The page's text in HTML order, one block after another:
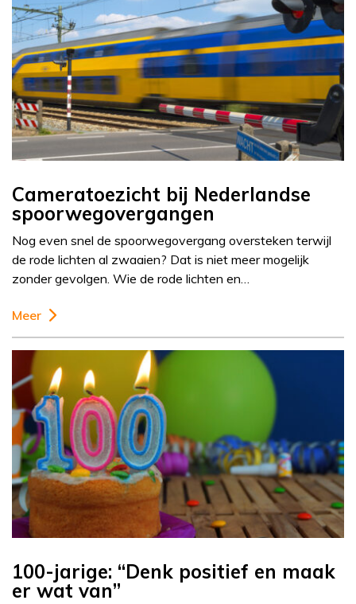
Cameratoezicht bij Nederlandse
spoorwegovergangen
Nog even snel de spoorwegovergang oversteken terwijl
de rode lichten al zwaaien? Dat is niet meer mogelijk
zonder gevolgen. Wie de rode lichten en…
Meer
100-jarige: “Denk positief en maak
er wat van”